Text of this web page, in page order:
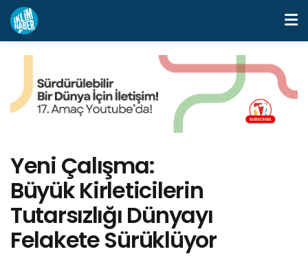
Yeni Çalışma:
Büyük Kirleticilerin
Tutarsızlığı Dünyayı
Felakete Sürüklüyor